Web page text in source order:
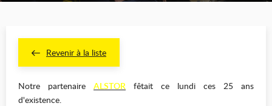
Revenir à la liste
Notre partenaire ALSTOR fêtait ce lundi ces 25 ans
d'existence.